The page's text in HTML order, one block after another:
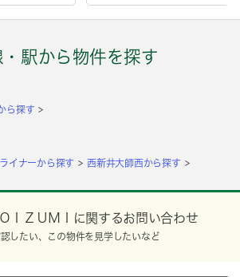
駅から物件を探す
ら探す
イナーから探す 西新井大師西から探す
ＯＩＺＵＭＩに関するお問い合わせ
したい、この物件を見学したいなど